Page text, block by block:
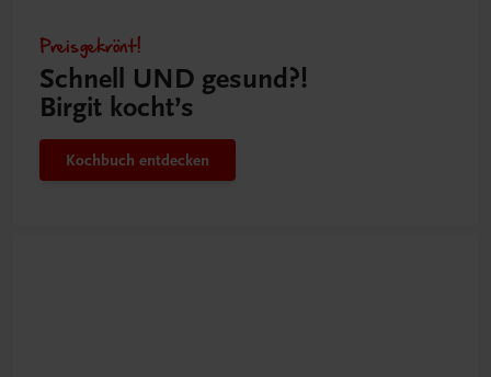
Preisgekrönt!
Schnell UND gesund?!
Birgit kocht’s
Kochbuch entdecken